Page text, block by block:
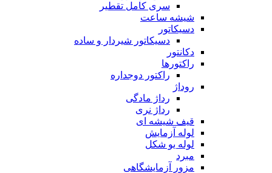
سری کامل تقطیر
شیشه ساعت
دسیکاتور
دسیکاتور شیردار و ساده
دکانتور
راکتورها
راکتور دوجداره
روداژ
رداژ مادگی
رداژ نری
قیف شیشه ای
لوله آزمایش
لوله یو شکل
مبرد
مزور آزمایشگاهی